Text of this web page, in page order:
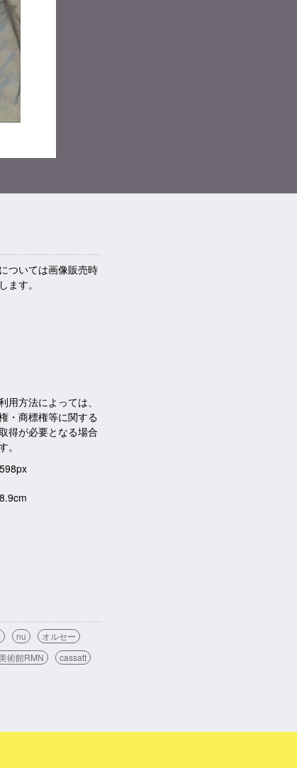
ついては画像販売時
ます。
用方法によっては、
・商標権等に関する
得が必要となる場合
。
nu
オルセー
術館RMN
cassatt